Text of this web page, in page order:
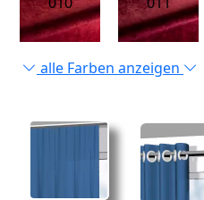
alle Farben anzeigen